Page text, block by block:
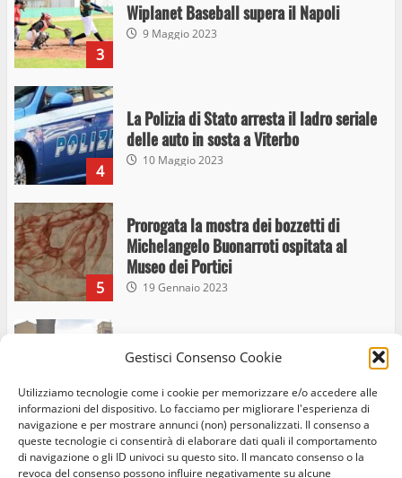
Gestisci Consenso Cookie
Utilizziamo tecnologie come i cookie per memorizzare e/o accedere alle
informazioni del dispositivo. Lo facciamo per migliorare l'esperienza di
navigazione e per mostrare annunci (non) personalizzati. Il consenso a
queste tecnologie ci consentirà di elaborare dati quali il comportamento
di navigazione o gli ID univoci su questo sito. Il mancato consenso o la
revoca del consenso possono influire negativamente su alcune
3
Wiplanet Baseball supera il Napoli
9 Maggio 2023
4
La Polizia di Stato arresta il ladro seriale
delle auto in sosta a Viterbo
10 Maggio 2023
5
Prorogata la mostra dei bozzetti di
Michelangelo Buonarroti ospitata al
Museo dei Portici
19 Gennaio 2023
6
Trasporto pubblico locale, trasferimento
capolinea al terminal Riello dal 15 al 17
giugno
15 Giugno 2023
Giochi Sportivi Studenteschi di Atletica a